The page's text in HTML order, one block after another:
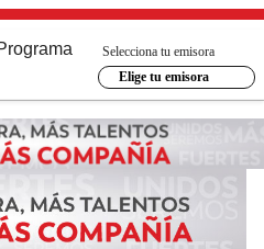
Selecciona tu emisora
Elige tu emisora